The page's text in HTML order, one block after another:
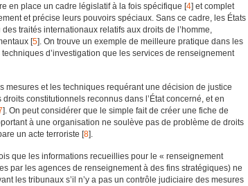
en place un cadre législatif à la fois spécifique [4] et complet
et précise leurs pouvoirs spéciaux. Sans ce cadre, les États
traités internationaux relatifs aux droits de l’homme,
[5]. On trouve un exemple de meilleure pratique dans les
d’investigation que les services de renseignement
mesures et les techniques requérant une décision de justice
constitutionnels reconnus dans l’État concerné, et en
]. On peut considérer que le simple fait de créer une fiche de
à une organisation ne soulève pas de problème de droits
un acte terroriste [8].
que les informations recueillies pour le « renseignement
par les agences de renseignement à des fins stratégiques) ne
les tribunaux s’il n’y a pas un contrôle judiciaire des mesures